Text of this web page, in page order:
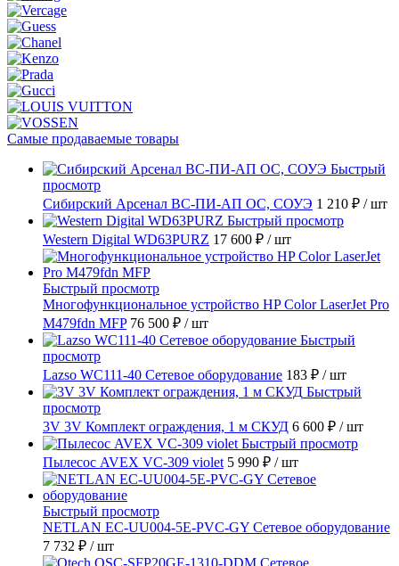
Самые продаваемые товары
Быстрый
просмотр
Сибирский Арсенал ВС-ПИ-АП ОС, СОУЭ 1 210 ₽ / шт
Быстрый просмотр
Western Digital WD63PURZ 17 600 ₽ / шт
Быстрый просмотр
Многофункциональное устройство HP Color LaserJet Pro
M479fdn MFP 76 500 ₽ / шт
Быстрый
просмотр
Lazso WC111-40 Сетевое оборудование 183 ₽ / шт
Быстрый
просмотр
3V 3V Комплект ограждения, 1 м СКУД 6 600 ₽ / шт
Быстрый просмотр
Пылесос AVEX VC-309 violet 5 990 ₽ / шт
Быстрый просмотр
NETLAN EC-UU004-5E-PVC-GY Сетевое оборудование
7 732 ₽ / шт